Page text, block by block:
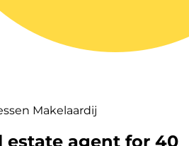
Makelaardij
estate agent for 40